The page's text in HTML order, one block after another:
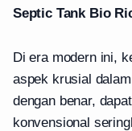
Septic Tank Bio
Di era modern ini,
aspek krusial
dengan benar,
konvensional